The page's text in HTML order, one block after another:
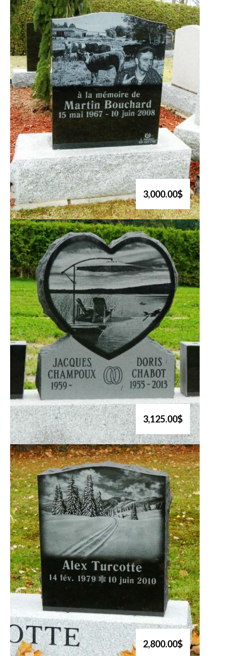
3,000.00$
3,125.00$
2,800.00$